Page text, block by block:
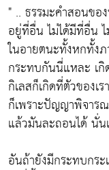
" .. ธรรมะคำสอนขอ
อยู่ที่อื่น ไม่ได้มีที่อื่น
ในอายตนะทั้งหกทั้ง
กระทบกันนี่แหละ เกิ
กิเลสก็เกิดที่ตัวของเร
ก็เพราะปัญญาพิจาร
แล้วมันละถอนได้ นั่
อันถ้ายังมีกระทบกระ